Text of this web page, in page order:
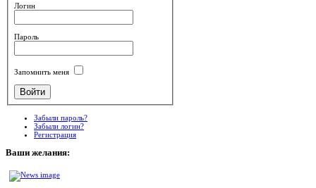
Логин
Пароль
Запомнить меня
Забыли пароль?
Забыли логин?
Регистрация
Ваши желания: